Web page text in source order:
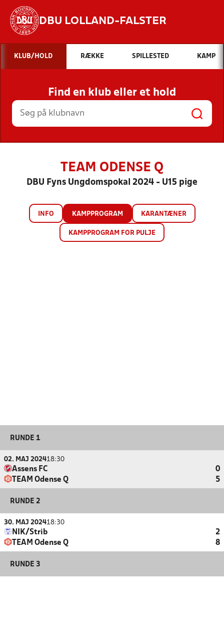
DBU LOLLAND-FALSTER
Hvad vil du søge efter?
INDHOLD OG NYHEDER
STILLINGER, RESULTATER, KLUBBER OG
HOLD
KLUB/HOLD RÆKKE SPILLESTED KAMP
Find en klub eller et hold
TEAM ODENSE Q
DBU Fyns Ungdomspokal 2024 - U15 pige
INFO KAMPPROGRAM KARANTÆNER
KAMPPROGRAM FOR PULJE
RUNDE 1
02. MAJ 202418:30
Assens FC
0
TEAM Odense Q
5
RUNDE 2
30. MAJ 202418:30
NIK/Strib
2
TEAM Odense Q
8
RUNDE 3